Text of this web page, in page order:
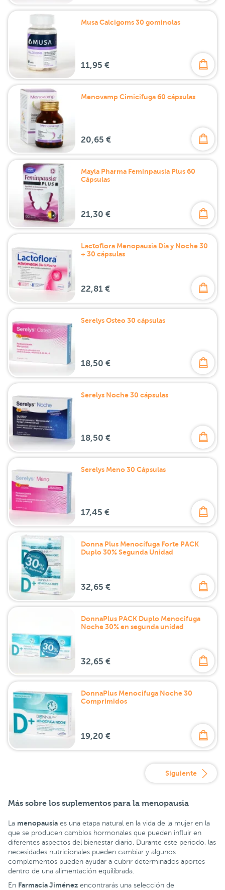
Musa Calcigoms 30 gominolas
11,95 €
Menovamp Cimicifuga 60 cápsulas
20,65 €
Mayla Pharma Feminpausia Plus 60
Cápsulas
21,30 €
Lactoflora Menopausia Día y Noche 30
+ 30 cápsulas
22,81 €
Serelys Osteo 30 cápsulas
18,50 €
Serelys Noche 30 cápsulas
18,50 €
Serelys Meno 30 Cápsulas
17,45 €
Donna Plus Menocífuga Forte PACK
Duplo 30% Segunda Unidad
32,65 €
DonnaPlus PACK Duplo Menocifuga
Noche 30% en segunda unidad
32,65 €
DonnaPlus Menocifuga Noche 30
Comprimidos
19,20 €
Siguiente
Más sobre los suplementos para la menopausia
La menopausia es una etapa natural en la vida de la mujer en la
que se producen cambios hormonales que pueden influir en
diferentes aspectos del bienestar diario. Durante este periodo, las
necesidades nutricionales pueden cambiar y algunos
complementos pueden ayudar a cubrir determinados aportes
dentro de una alimentación equilibrada.
En Farmacia Jiménez encontrarás una selección de